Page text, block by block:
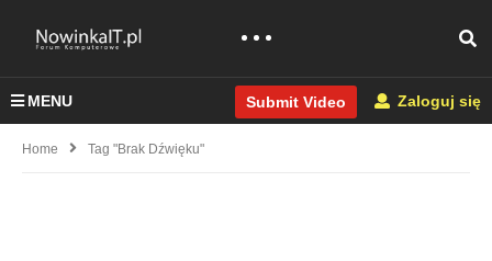
MENU Submit Video Zaloguj się
Home Tag "brak Dźwięku"